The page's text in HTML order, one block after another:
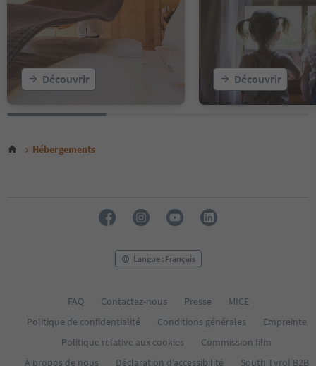
Découvrir Découvrir
Hébergements
Langue : Français
FAQ Contactez-nous Presse
MICE
Politique de confidentialité
Conditions générales
Empreinte
Politique relative aux cookies
Commission film
À propos de nous
Déclaration d’accessibilité South Tyrol B2B